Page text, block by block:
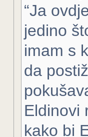
“Ja
jedino
imam s
da
Eldinovi
kako bi